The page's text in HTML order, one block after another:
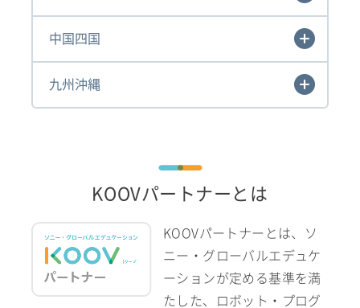
中国四国
九州沖縄
KOOVパートナーとは
KOOVパートナーとは、ソ
ニー・グローバルエデュケ
ーションが定める基準を満
たした、ロボット・プログ